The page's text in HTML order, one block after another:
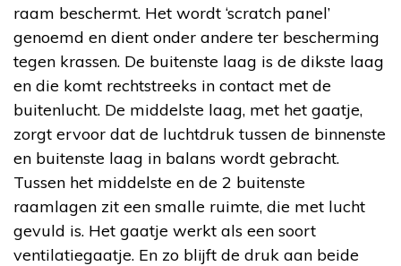
raam beschermt. Het wordt ‘scratch panel’
genoemd en dient onder andere ter bescherming
tegen krassen. De buitenste laag is de dikste laag
en die komt rechtstreeks in contact met de
buitenlucht. De middelste laag, met het gaatje,
zorgt ervoor dat de luchtdruk tussen de binnenste
en buitenste laag in balans wordt gebracht.
Tussen het middelste en de 2 buitenste
raamlagen zit een smalle ruimte, die met lucht
gevuld is. Het gaatje werkt als een soort
ventilatiegaatje. En zo blijft de druk aan beide